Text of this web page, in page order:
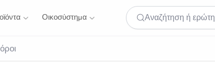
Οικοσύστημα Αναζήτηση ή